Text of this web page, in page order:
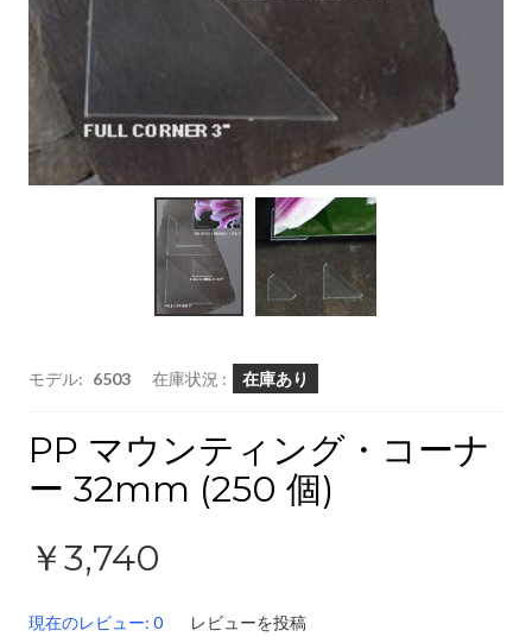
モデル: 6503 在庫状況 : 在庫あり
PP マウンティング・コーナ
ー 32mm (250 個)
￥3,740
現在のレビュー: 0 レビューを投稿